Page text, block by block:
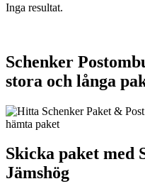
Inga resultat.
Schenker
stora och långa
Skicka paket med
Jämshög